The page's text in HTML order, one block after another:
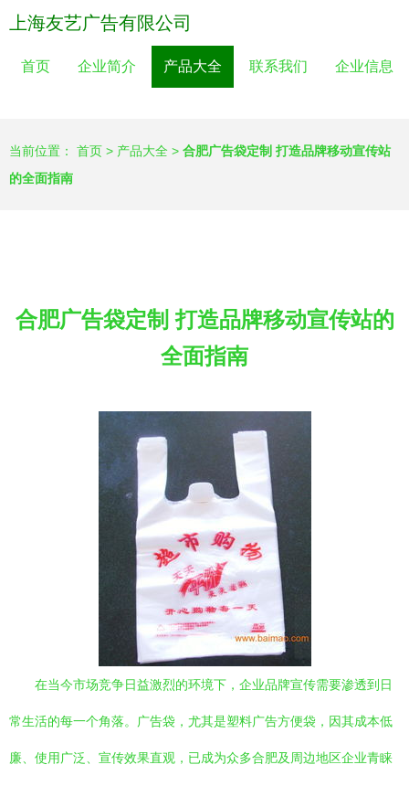
上海友艺广告有限公司
首页 企业简介 产品大全 联系我们 企业信息
当前位置： 首页 > 产品大全 > 合肥广告袋定制 打造品牌移动宣传站
的全面指南
合肥广告袋定制 打造品牌移动宣传站的
全面指南
在当今市场竞争日益激烈的环境下，企业品牌宣传需要渗透到日
常生活的每一个角落。广告袋，尤其是塑料广告方便袋，因其成本低
廉、使用广泛、宣传效果直观，已成为众多合肥及周边地区企业青睐